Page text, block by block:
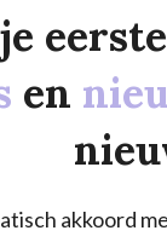
en
akkoord